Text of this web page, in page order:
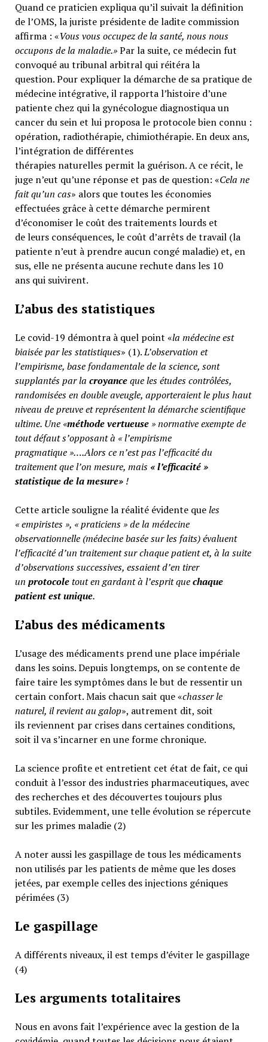
Quand ce praticien expliqua qu’il suivait la définition
de l’OMS, la juriste présidente de ladite commission
affirma : «Vous vous occupez de la santé, nous nous
occupons de la maladie.»Par la suite, ce médecin fut
convoqué au tribunal arbitral qui réitéra la
question. Pour expliquer la démarche de sa pratique de
médecine intégrative, il rapporta l’histoire d’une
patiente chez qui la gynécologue diagnostiqua un
cancer du sein et lui proposa le protocole bien connu :
opération, radiothérapie, chimiothérapie. En deux ans,
l’intégration de différentes
thérapies naturelles permit la guérison. A ce récit, le
juge n’eut qu’une réponse et pas de question: «Cela ne
fait qu’un cas» alors que toutes les économies
effectuées grâce à cette démarche permirent
d’économiser le coût des traitements lourds et
de leurs conséquences, le coût d’arrêts de travail (la
patiente n’eut à prendre aucun congé maladie) et, en
sus, elle ne présenta aucune rechute dans les 10
ans qui suivirent.
L’abus des statistiques
Le covid-19 démontra à quel point «la médecine est
biaisée par les statistiques» (1).L’observation et
l’empirisme, base fondamentale de la science, sont
supplantés par la croyanceque les études contrôlées,
randomisées en double aveugle, apporteraient le plus haut
niveau de preuve et représentent la démarche scientifique
ultime. Une «méthode vertueuse» normative exempte de
tout défaut s’opposant à « l’empirisme
pragmatique »….Alors ce n’est pas l’efficacité du
traitement que l’on mesure, mais «l’efficacité »
statistique de la mesure» !
Cette article souligne la réalité évidente queles
« empiristes », « praticiens » de la médecine
observationnelle (médecine basée sur les faits) évaluent
l’efficacité d’un traitement sur chaque patient et, à la suite
d’observations successives, essaient d’en tirer
un protocoletout en gardant à l’esprit quechaque
patient est unique.
L’abus des médicaments
L’usage des médicaments prend une place impériale
dans les soins. Depuis longtemps, on se contente de
faire taire les symptômes dans le but de ressentir un
certain confort. Mais chacun sait que «chasser le
naturel, il revient au galop», autrement dit, soit
ils reviennent par crises dans certaines conditions,
soit il va s’incarner en une forme chronique.
La science profite et entretient cet état de fait, ce qui
conduit à l’essor des industries pharmaceutiques, avec
des recherches et des découvertes toujours plus
subtiles. Evidemment, une telle évolution se répercute
sur les primes maladie (2)
A noter aussi les gaspillage de tous les médicaments
non utilisés par les patients de même que les doses
jetées, par exemple celles des injections géniques
périmées (3)
Le gaspillage
A différents niveaux, il est temps d’éviter le gaspillage
(4)
Les arguments totalitaires
Nous en avons fait l’expérience avec la gestion de la